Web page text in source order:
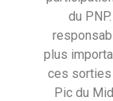
du
plus
ces sorties
Pic du